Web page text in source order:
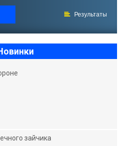
Результаты
зайчика